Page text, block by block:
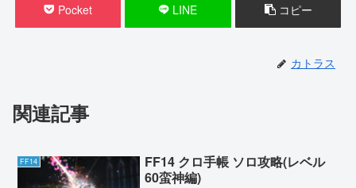
Pocket LINE コピー
カトラス
関連記事
FF14
FF14 クロ手帳 ソロ攻略(レベル
60蛮神編)